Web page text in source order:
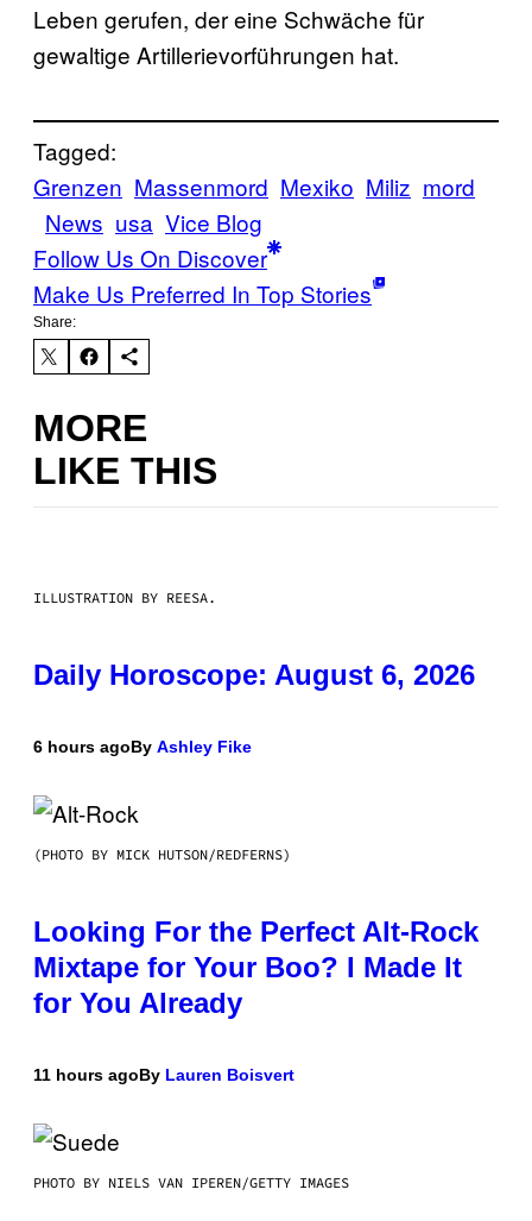
Leben gerufen, der eine Schwäche für
gewaltige Artillerievorführungen hat.
Tagged:
Grenzen Massenmord Mexiko Miliz mord
News usa Vice Blog
Follow Us On Discover
Make Us Preferred In Top Stories
Share:
MORE
LIKE THIS
ILLUSTRATION BY REESA.
Daily Horoscope: August 6, 2026
6 hours agoBy Ashley Fike
(PHOTO BY MICK HUTSON/REDFERNS)
Looking For the Perfect Alt-Rock
Mixtape for Your Boo? I Made It
for You Already
11 hours agoBy Lauren Boisvert
PHOTO BY NIELS VAN IPEREN/GETTY IMAGES